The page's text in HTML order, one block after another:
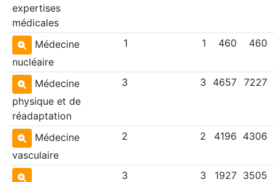
expertises
médicales
Médecine
nucléaire
1 1 460 460
Médecine
physique et de
réadaptation
3 3 4657 7227
Médecine
vasculaire
2 2 4196 4306
3 3 1927 3505